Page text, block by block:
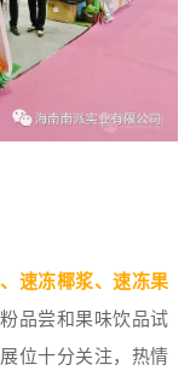
速冻椰浆、速冻果
品尝和果味饮品试
位十分关注，热情